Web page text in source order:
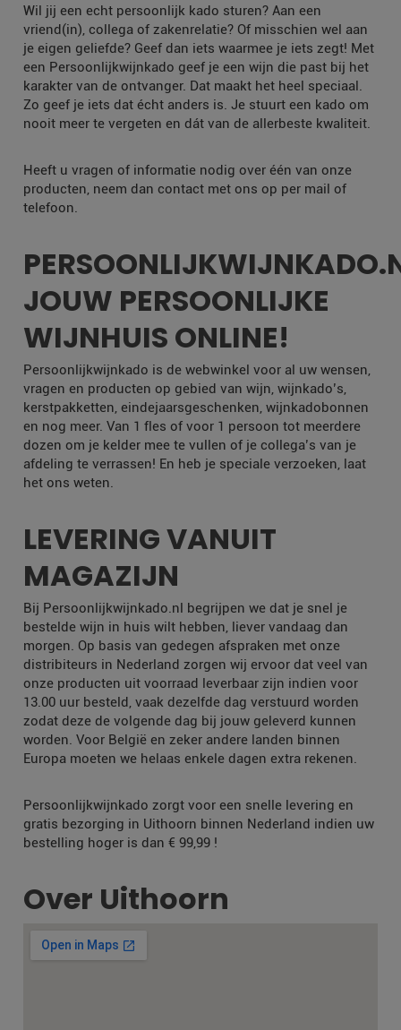
Wil jij een echt persoonlijk kado sturen? Aan een
vriend(in), collega of zakenrelatie? Of misschien wel aan
je eigen geliefde? Geef dan iets waarmee je iets zegt! Met
een Persoonlijkwijnkado geef je een wijn die past bij het
karakter van de ontvanger. Dat maakt het heel speciaal.
Zo geef je iets dat écht anders is. Je stuurt een kado om
nooit meer te vergeten en dát van de allerbeste kwaliteit.
Heeft u vragen of informatie nodig over één van onze
producten, neem dan contact met ons op per mail of
telefoon.
JOUW PERSOONLIJKE
WIJNHUIS ONLINE!
Persoonlijkwijnkado is de webwinkel voor al uw wensen,
vragen en producten op gebied van wijn, wijnkado’s,
kerstpakketten, eindejaarsgeschenken, wijnkadobonnen
en nog meer. Van 1 fles of voor 1 persoon tot meerdere
dozen om je kelder mee te vullen of je collega’s van je
afdeling te verrassen! En heb je speciale verzoeken, laat
het ons weten.
LEVERING VANUIT
MAGAZIJN
Bij Persoonlijkwijnkado.nl begrijpen we dat je snel je
bestelde wijn in huis wilt hebben, liever vandaag dan
morgen. Op basis van gedegen afspraken met onze
distribiteurs in Nederland zorgen wij ervoor dat veel van
onze producten uit voorraad leverbaar zijn indien voor
13.00 uur besteld, vaak dezelfde dag verstuurd worden
zodat deze de volgende dag bij jouw geleverd kunnen
worden. Voor België en zeker andere landen binnen
Europa moeten we helaas enkele dagen extra rekenen.
Persoonlijkwijnkado zorgt voor een snelle levering en
gratis bezorging in Uithoorn binnen Nederland indien uw
bestelling hoger is dan € 99,99 !
Over Uithoorn